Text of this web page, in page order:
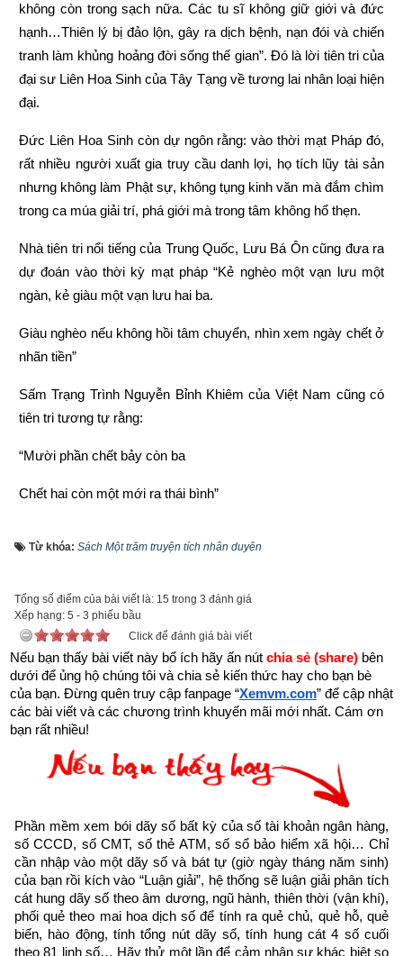
không còn trong sạch nữa. Các tu sĩ không giữ giới và đức
hạnh…Thiên lý bị đảo lộn, gây ra dịch bệnh, nạn đói và chiến
tranh làm khủng hoảng đời sống thế gian”. Đó là lời tiên tri của
đại sư Liên Hoa Sinh của Tây Tạng về tương lai nhân loại hiện
đại.
Đức Liên Hoa Sinh còn dự ngôn rằng: vào thời mạt Pháp đó,
rất nhiều người xuất gia truy cầu danh lợi, họ tích lũy tài sản
nhưng không làm Phật sự, không tụng kinh văn mà đắm chìm
trong ca múa giải trí, phá giới mà trong tâm không hổ thẹn.
Nhà tiên tri nổi tiếng của Trung Quốc, Lưu Bá Ôn cũng đưa ra
dự đoán vào thời kỳ mạt pháp “Kẻ nghèo một vạn lưu một
ngàn, kẻ giàu một vạn lưu hai ba.
Giàu nghèo nếu không hồi tâm chuyển, nhìn xem ngày chết ở
nhãn tiền”
Sấm Trạng Trình Nguyễn Bỉnh Khiêm của Việt Nam cũng có
tiên tri tương tự rằng:
“Mười phần chết bảy còn ba
Chết hai còn một mới ra thái bình”
được xem.
Trên đời có người hành Đại Thiện, gặp kiếp nạn này cũng bình
an”
Như vậy chúng ta đang sống trong thời gian cuối cùng của
thời kỳ mạt pháp khi mà đạo đức nhân loại suy đồi, bại hoại
Từ khóa: Sách Một trăm truyện tích nhân duyên
Tổng số điểm của bài viết là: 15 trong 3 đánh giá
Xếp hạng: 5 - 3 phiếu bầu
Click để đánh giá bài viết
Nếu bạn thấy bài viết này bổ ích hãy ấn nút chia sẻ (share) bên
dưới để ủng hộ chúng tôi và chia sẻ kiến thức hay cho bạn bè
của bạn. Đừng quên truy cập fanpage “Xemvm.com” để cập nhật
các bài viết và các chương trình khuyến mãi mới nhất. Cám ơn
bạn rất nhiều!
Phần mềm xem bói dãy số bất kỳ của số tài khoản ngân hàng,
số CCCD, số CMT, số thẻ ATM, số sổ bảo hiểm xã hội… Chỉ
cần nhập vào một dãy số và bát tự (giờ ngày tháng năm sinh)
của bạn rồi kích vào “Luận giải”, hệ thống sẽ luận giải phân tích
cát hung dãy số theo âm dương, ngũ hành, thiên thời (vận khí),
phối quẻ theo mai hoa dịch số để tính ra quẻ chủ, quẻ hỗ, quẻ
biến, hào động, tính tổng nút dãy số, tính hung cát 4 số cuối
theo 81 linh số… Hãy thử một lần để cảm nhận sự khác biệt so